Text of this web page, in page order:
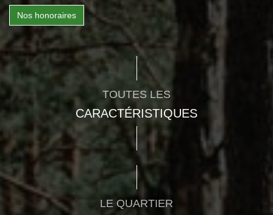
Nos honoraires
TOUTES LES
CARACTÉRISTIQUES
LE QUARTIER